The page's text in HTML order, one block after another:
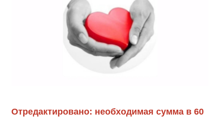
Отредактировано: необходимая сумма в 60